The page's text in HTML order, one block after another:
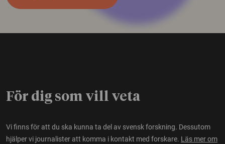
För dig som vill veta
Vi finns för att du ska kunna ta del av svensk forskning. Dessutom
hjälper vi journalister att komma i kontakt med forskare. Läs mer om